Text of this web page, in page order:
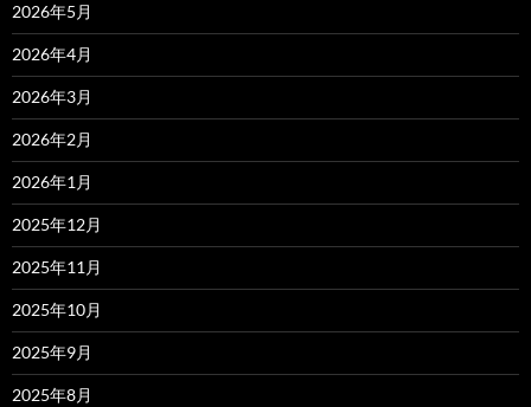
2026年5月
2026年4月
2026年3月
2026年2月
2026年1月
2025年12月
2025年11月
2025年10月
2025年9月
2025年8月